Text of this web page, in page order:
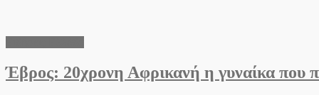
Έβρος: 20χρονη Αφρικανή η γυναίκα που